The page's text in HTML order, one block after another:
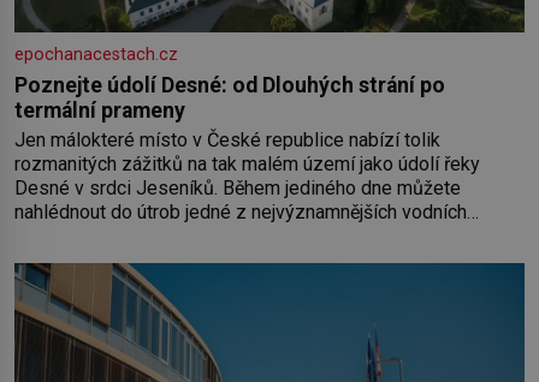
epochanacestach.cz
Poznejte údolí Desné: od Dlouhých strání po
termální prameny
Jen málokteré místo v České republice nabízí tolik
rozmanitých zážitků na tak malém území jako údolí řeky
Desné v srdci Jeseníků. Během jediného dne můžete
nahlédnout do útrob jedné z nejvýznamnějších vodních
koloběžce a den zakončit poznáváním památek ve Velkých
Losinách nebo v termálním